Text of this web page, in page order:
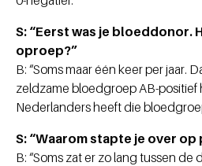
S: “Eerst was je bloeddonor.
oproep?”
B: “Soms maar één keer per jaar.
zeldzame bloedgroep AB-positief
Nederlanders heeft die
S: “Waarom stapte je over op
B: “Soms zat er zo lang tussen de